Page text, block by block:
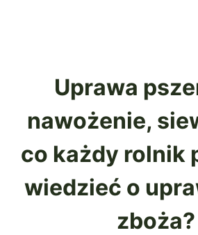
Uprawa
nawożenie,
co każdy rolnik
wiedzieć o
zboża?